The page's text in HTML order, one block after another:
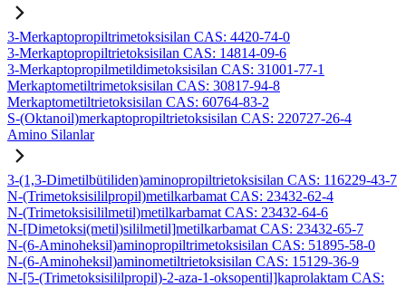
3-Merkaptopropiltrimetoksisilan CAS: 4420-74-0
3-Merkaptopropiltrietoksisilan CAS: 14814-09-6
3-Merkaptopropilmetildimetoksisilan CAS: 31001-77-1
Merkaptometiltrimetoksisilan CAS: 30817-94-8
Merkaptometiltrietoksisilan CAS: 60764-83-2
S-(Oktanoil)merkaptopropiltrietoksisilan CAS: 220727-26-4
Amino Silanlar
3-(1,3-Dimetilbütiliden)aminopropiltrietoksisilan CAS: 116229-43-7
N-(Trimetoksisililpropil)metilkarbamat CAS: 23432-62-4
N-(Trimetoksisililmetil)metilkarbamat CAS: 23432-64-6
N-[Dimetoksi(metil)sililmetil]metilkarbamat CAS: 23432-65-7
N-(6-Aminoheksil)aminopropiltrimetoksisilan CAS: 51895-58-0
N-(6-Aminoheksil)aminometiltrietoksisilan CAS: 15129-36-9
N-[5-(Trimetoksisililpropil)-2-aza-1-oksopentil]kaprolaktam CAS: